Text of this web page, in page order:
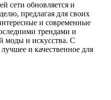
сети обновляется и
предлагая для своих
и современные
трендами и
моды и искусства. С
и качественное для